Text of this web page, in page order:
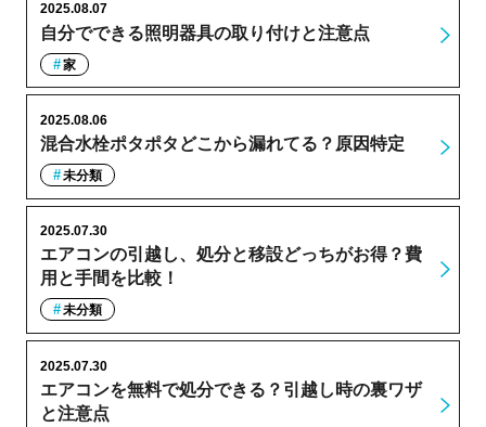
自分でできる照明器具の取り付けと注意点
2025.08.07
家
混合水栓ポタポタどこから漏れてる？原因特定
2025.08.06
未分類
エアコンの引越し、処分と移設どっちがお得？費
用と手間を比較！
2025.07.30
未分類
エアコンを無料で処分できる？引越し時の裏ワザ
と注意点
2025.07.30